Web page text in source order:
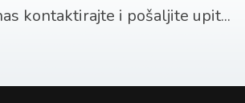
kontaktirajte i pošaljite upit...